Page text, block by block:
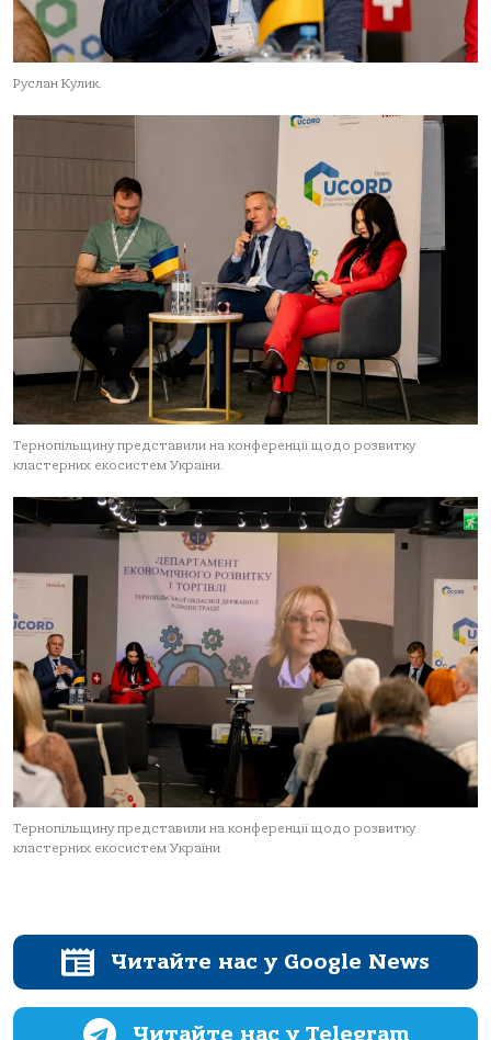
Руслан Кулик.
Тернопільщину представили на конференції щодо розвитку
кластерних екосистем України.
Тернопільщину представили на конференції щодо розвитку
кластерних екосистем України
Читайте нас у Google News
Читайте нас у Telegram